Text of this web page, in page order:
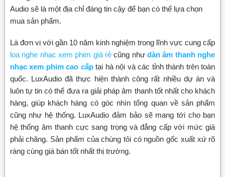
Audio sẽ là một địa chỉ đáng tin cậy để bạn có thể lựa chọn
mua sản phẩm.
Là đơn vị với gần 10 năm kinh nghiệm trong lĩnh vực cung cấp
loa nghe nhạc xem phim giá rẻ cũng nhưdàn âm thanh nghe
nhạc xem phim cao cấptại hà nội và các tỉnh thành trên toàn
quốc. LuxAudio đã thực hiện thành công rất nhiều dự án và
luôn tự tin có thể đưa ra giải pháp âm thanh tốt nhất cho khách
hàng, giúp khách hàng có góc nhìn tổng quan về sản phẩm
cũng như hệ thống. LuxAudio đảm bảo sẽ mang tới cho bạn
hệ thống âm thanh cực sang trọng và đẳng cấp với mức giá
phải chăng. Sản phẩm của chúng tôi có nguồn gốc xuất xứ rõ
ràng cùng giá bán tốt nhất thị trường.